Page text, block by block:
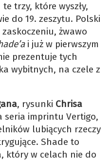
trzy, które wyszły,
do 19. zeszytu. Polski
żwawo
i już w pierwszym
prezentuje tych
wybitnych, na czele z
, rysunki Chrisa
seria imprintu Vertigo,
lubiących rzeczy
Shade to
który w celach nie do